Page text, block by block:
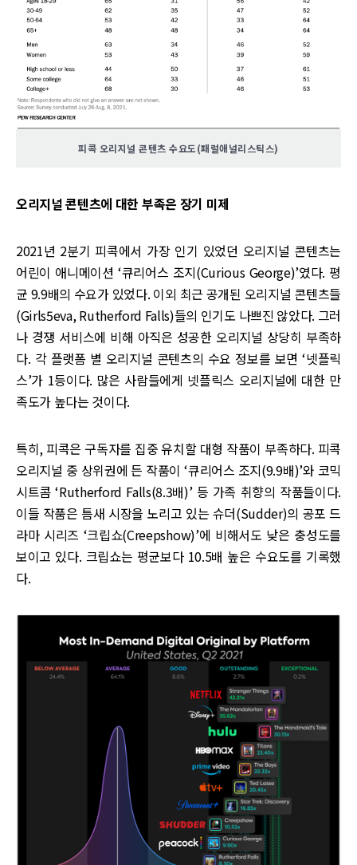
피콕 오리지널 콘텐츠 수요도(패럴애널리스틱스)
오리지널 콘텐츠에 대한 부족은 장기 미제
2021년 2분기 피콕에서 가장 인기 있었던 오리지널 콘텐츠는
어린이 애니메이션 ‘큐리어스 조지(Curious George)’였다. 평
균 9.9배의 수요가 있었다. 이외 최근 공개된 오리지널 콘텐츠들
(Girls5eva, Rutherford Falls)들의 인기도 나쁘진 않았다. 그러
나 경쟁 서비스에 비해 아직은 성공한 오리지널 상당히 부족하
다. 각 플랫폼 별 오리지널 콘텐츠의 수요 정보를 보면 ‘넷플릭
스’가 1등이다. 많은 사람들에게 넷플릭스 오리지널에 대한 만
족도가 높다는 것이다.
특히, 피콕은 구독자를 집중 유치할 대형 작품이 부족하다. 피콕
오리지널 중 상위권에 든 작품이 ‘큐리어스 조지(9.9배)’와 코믹
시트콤 ‘Rutherford Falls(8.3배)’ 등 가족 취향의 작품들이다.
이들 작품은 틈새 시장을 노리고 있는 슈더(Sudder)의 공포 드
라마 시리즈 ‘크립쇼(Creepshow)’에 비해서도 낮은 충성도를
보이고 있다. 크립쇼는 평균보다 10.5배 높은 수요도를 기록했
다.